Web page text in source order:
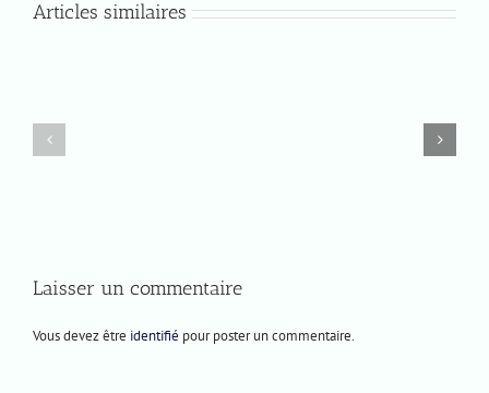
Articles similaires
Laisser un commentaire
Vous devez être identifié pour poster un commentaire.